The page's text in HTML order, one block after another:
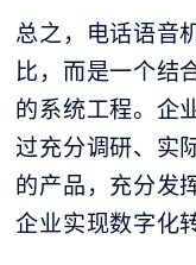
总之，电话语音
比，而是一个结
的系统工程。企
过充分调研、实
的产品，充分发
企业实现数字化